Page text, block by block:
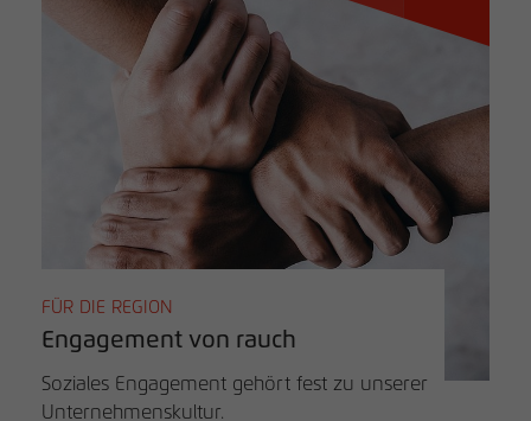
FÜR DIE REGION
Engagement von rauch
Soziales Engagement gehört fest zu unserer
Unternehmenskultur.